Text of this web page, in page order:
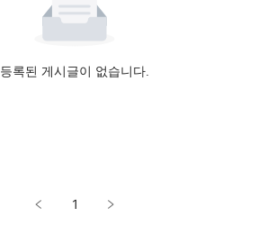
등록된 게시글이 없습니다.
1